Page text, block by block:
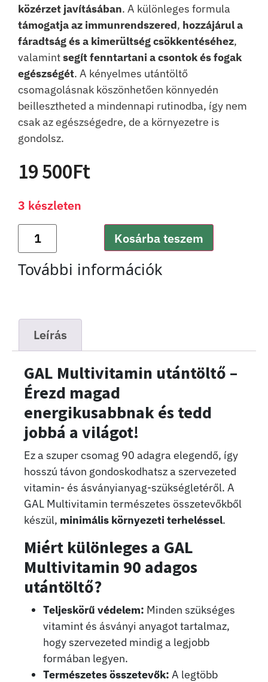
közérzet javításában. A különleges formula
támogatja az immunrendszered, hozzájárul a
fáradtság és a kimerültség csökkentéséhez,
valamintsegít fenntartani a csontok és fogak
egészségét. A kényelmes utántöltő
csomagolásnak köszönhetően könnyedén
beillesztheted a mindennapi rutinodba, így nem
csak az egészségedre, de a környezetre is
gondolsz.
19 500Ft
3 készleten
Kosárba teszem
További információk
Leírás
GAL Multivitamin utántöltő –
Érezd magad
energikusabbnak és tedd
jobbá a világot!
Ez a szuper csomag 90 adagra elegendő, így
hosszú távon gondoskodhatsz a szervezeted
vitamin- és ásványianyag-szükségletéről. A
GAL Multivitamin természetes összetevőkből
készül, minimális környezeti terheléssel.
Miért különlegesa GAL
Multivitamin 90 adagos
utántöltő?
Teljeskörű védelem: Minden szükséges
vitamint és ásványi anyagot tartalmaz,
hogy szervezeted mindig a legjobb
formában legyen.
Természetes összetevők: A legtöbb